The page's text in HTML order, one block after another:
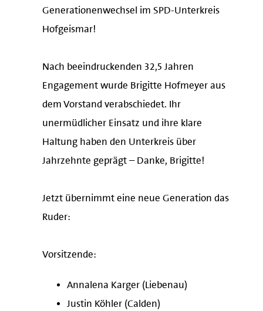
Generationenwechsel im SPD-Unterkreis
Hofgeismar!
Nach beeindruckenden 32,5 Jahren
Engagement wurde Brigitte Hofmeyer aus
dem Vorstand verabschiedet. Ihr
unermüdlicher Einsatz und ihre klare
Haltung haben den Unterkreis über
Jahrzehnte geprägt – Danke, Brigitte!
Jetzt übernimmt eine neue Generation das
Ruder:
Vorsitzende:
Annalena Karger (Liebenau)
Justin Köhler (Calden)